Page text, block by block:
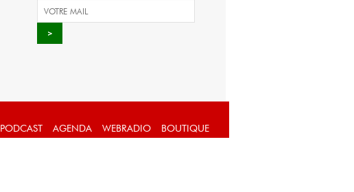
PODCAST AGENDA WEBRADIO BOUTIQUE